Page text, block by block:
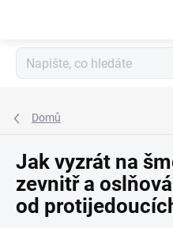
obsah
Domů
Jak vyzrát na
zevnitř a
od